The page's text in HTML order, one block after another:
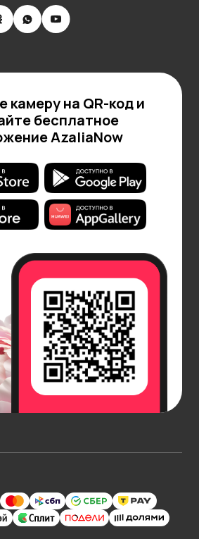
камеру на QR-код и
бесплатное
AzaliaNow